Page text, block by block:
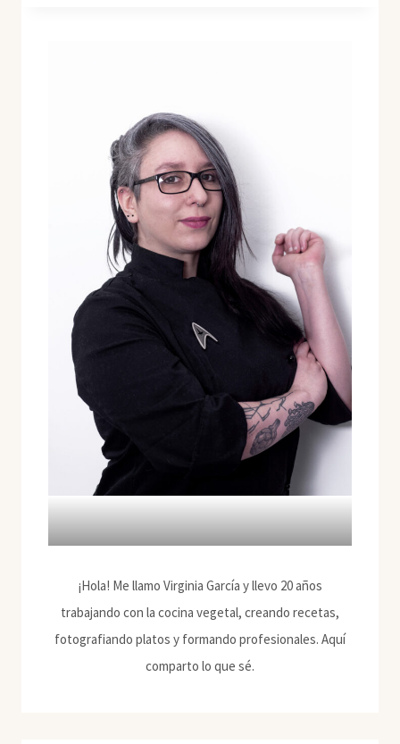
¡Hola! Me llamo Virginia García y llevo 20 años
trabajando con la cocina vegetal, creando recetas,
fotografiando platos y formando profesionales. Aquí
comparto lo que sé.